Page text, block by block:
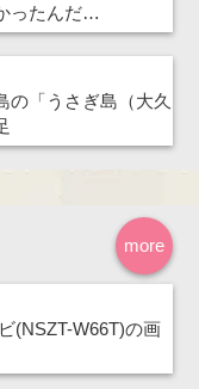
ったんだ…
の「うさぎ島（大久
more
(NSZT-W66T)の画